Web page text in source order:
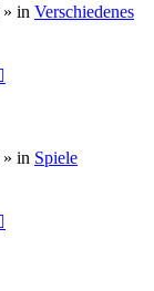
» in Verschiedenes
» in Spiele